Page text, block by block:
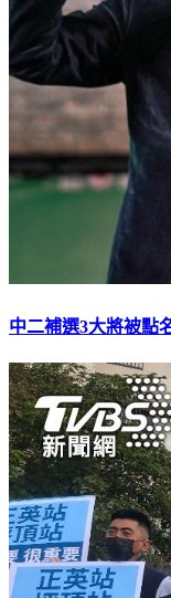
中二補選3大將被點